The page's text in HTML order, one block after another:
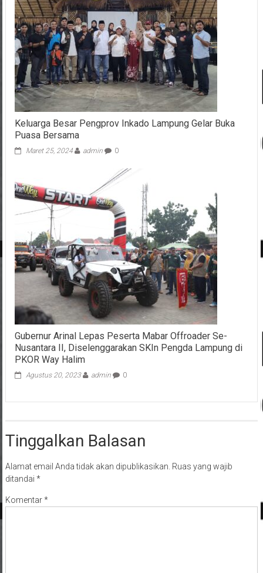
Keluarga Besar Pengprov Inkado Lampung Gelar Buka
Puasa Bersama
Maret 25, 2024 admin 0
Gubernur Arinal Lepas Peserta Mabar Offroader Se-
Nusantara II, Diselenggarakan SKIn Pengda Lampung di
PKOR Way Halim
Agustus 20, 2023 admin 0
Tinggalkan Balasan
Alamat email Anda tidak akan dipublikasikan. Ruas yang wajib
ditandai *
Komentar*